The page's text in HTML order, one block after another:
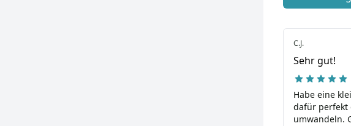
C.J.
Sehr gut!
Habe eine
dafür perfekt
umwandeln.